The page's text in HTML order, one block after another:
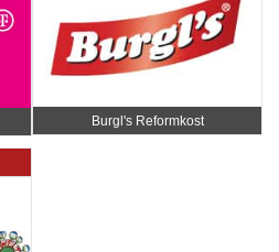
Burgl's Reformkost